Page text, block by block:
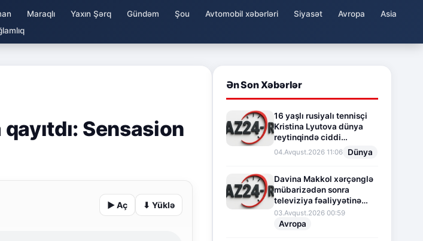
Maraqlı Yaxın Şərq Gündəm Şou Avtomobil xəbərləri Siyasət Avropa
Asia
Sensasion
▶ Aç ⬇ Yüklə
Ən Son Xəbərlər
16 yaşlı rusiyalı tennisçi
Kristina Lyutova dünya
reytinqində ciddi
irəliləyişə imza atdı
04.Avqust.2026 11:06 Dünya
Davina Makkol xərçənglə
mübarizədən sonra
televiziya fəaliyyətinə
fasilə verir
03.Avqust.2026 00:59
Avropa